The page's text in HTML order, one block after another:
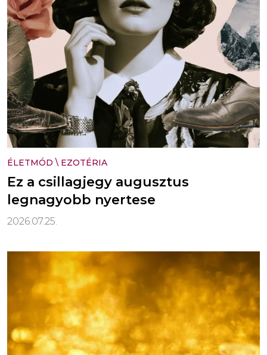
ÉLETMÓD \ EZOTÉRIA
Ez a csillagjegy augusztus
legnagyobb nyertese
2026.07.25.